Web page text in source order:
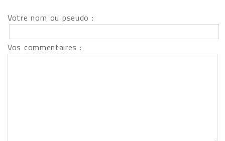
Votre nom ou pseudo :
Vos commentaires :